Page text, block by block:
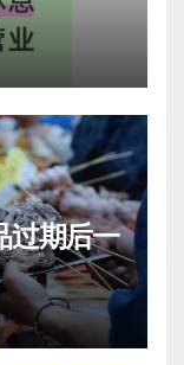
过期后一